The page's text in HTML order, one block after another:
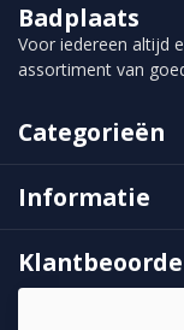
Badplaats
Voor iedereen altijd
assortiment van
Categorieën
Informatie